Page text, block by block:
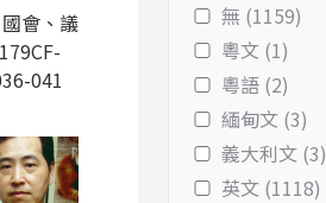
會、議
041
無 (1159)
粵文 (1)
粵語 (2)
緬甸文 (3)
義大利文 (3)
英文 (1118)